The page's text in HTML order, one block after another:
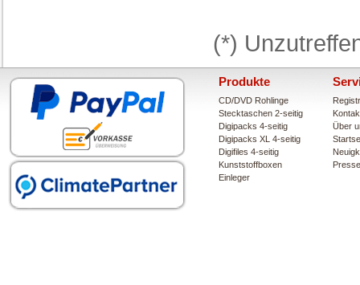
(*)
Produkte
CD/DVD Rohlinge
Stecktaschen 2-seitig
Digipacks 4-seitig
Digipacks XL 4-seitig
Digifiles 4-seitig
Kunststoffboxen
Einleger
Über